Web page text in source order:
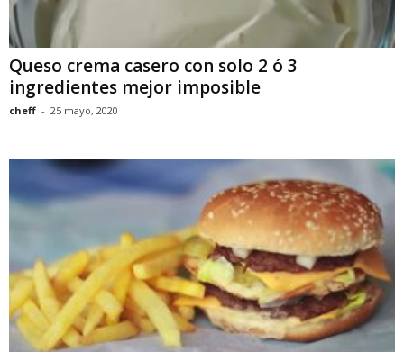
Queso crema casero con solo 2 ó 3
ingredientes mejor imposible
cheff - 25 mayo, 2020